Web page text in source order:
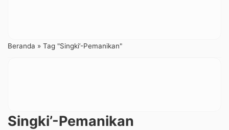
Beranda » Tag "Singki’-Pemanikan"
Singki’-Pemanikan